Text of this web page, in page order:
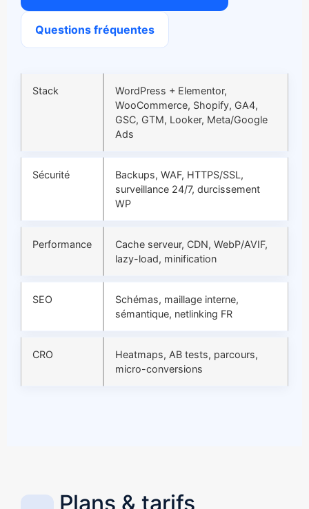
Questions fréquentes
Stack
WordPress + Elementor,
WooCommerce, Shopify, GA4,
GSC, GTM, Looker, Meta/Google
Ads
Sécurité
Backups, WAF, HTTPS/SSL,
surveillance 24/7, durcissement
WP
Performance
Cache serveur, CDN, WebP/AVIF,
lazy-load, minification
SEO
Schémas, maillage interne,
sémantique, netlinking FR
CRO
Heatmaps, AB tests, parcours,
micro-conversions
Plans & tarifs